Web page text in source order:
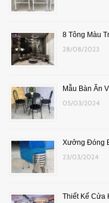
8 Tông Màu
28/08/2023
Mẫu Bàn Ăn
05/03/2024
Xưởng Đóng
23/03/2024
Thiết Kế Cửa